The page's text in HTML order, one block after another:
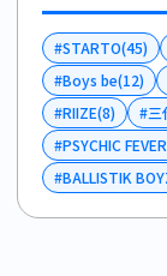
#STARTO(45)
#Boys be(12)
#RIIZE(8) #三
#PSYCHIC FEVER
#BALLISTIK